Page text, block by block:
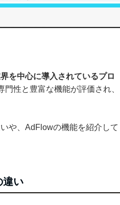
を中心に導入されているプロ
性と豊富な機能が評価され、
や、AdFlowの機能を紹介して
違い